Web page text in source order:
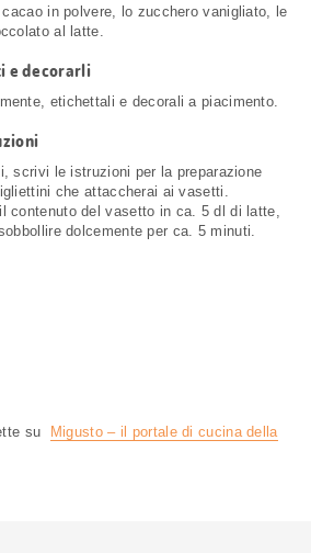
in polvere, lo zucchero vanigliato, le
al latte.
e decorarli
etichettali e decorali a piacimento.
scrivi le istruzioni per la preparazione
che attaccherai ai vasetti.
contenuto del vasetto in ca. 5 dl di latte,
dolcemente per ca. 5 minuti.
su
Migusto – il portale di cucina della